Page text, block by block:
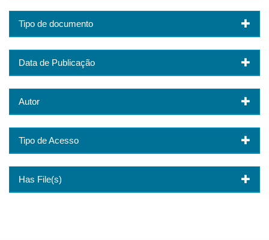
Tipo de documento
Data de Publicação
Autor
Tipo de Acesso
Has File(s)